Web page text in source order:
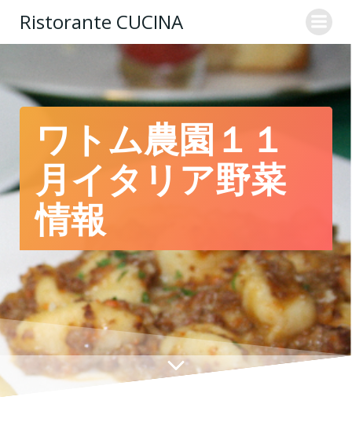
ン
テ
ン
ツ
へ
ス
キ
ッ
Ristorante CUCINA
ワトム農園１１
月イタリア野菜
情報